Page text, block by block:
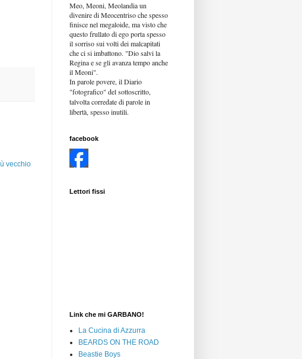
vecchio
Meo, Meoni, Meolandia un
divenire di Meocentriso che spesso
finisce nel megaloide, ma visto che
questo frullato di ego porta spesso
il sorriso sui volti dei malcapitati
che ci si imbattono. "Dio salvi la
Regina e se gli avanza tempo anche
il Meoni".
In parole povere, il Diario
"fotografico" del sottoscritto,
talvolta corredate di parole in
libertà, spesso inutili.
facebook
Lettori fissi
Link che mi GARBANO!
La Cucina di Azzurra
BEARDS ON THE ROAD
Beastie Boys